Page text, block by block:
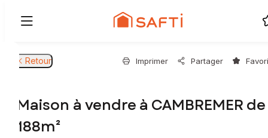
Retour Imprimer Partager
Maison à vendre à CAMBREMER de
188m²